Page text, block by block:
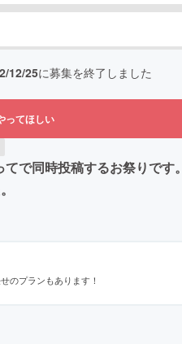
12/25に募集を終了しました
ってほしい
で同時投稿するお祭りで
のプランもあります！